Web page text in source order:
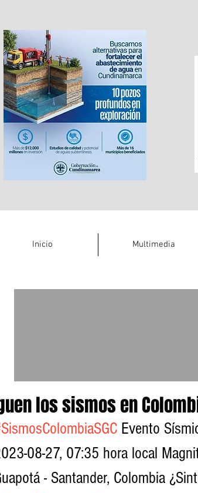
Inicio Multimedia
los sismos en
Evento
08-27, 07:35 hora local
- Santander, Colombia